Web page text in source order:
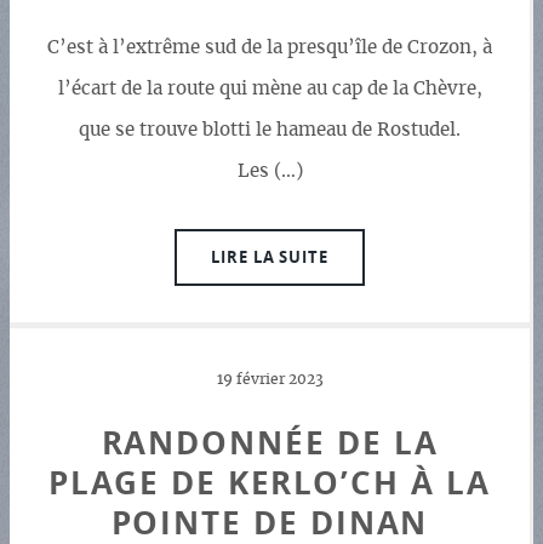
C’est à l’extrême sud de la presqu’île de Crozon, à
l’écart de la route qui mène au cap de la Chèvre,
que se trouve blotti le hameau de Rostudel.
Les (…)
LIRE LA SUITE
19 février 2023
RANDONNÉE DE LA
PLAGE DE KERLO’CH À LA
POINTE DE DINAN